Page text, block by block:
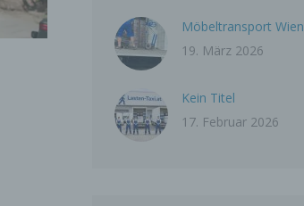
Möbeltransport Wien
19. März 2026
Kein Titel
17. Februar 2026